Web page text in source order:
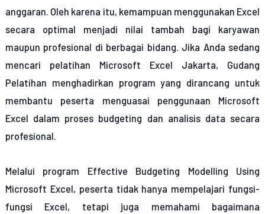
anggaran. Oleh karena itu, kemampuan menggunakan Excel
secara optimal menjadi nilai tambah bagi karyawan
maupun profesional di berbagai bidang. Jika Anda sedang
mencari pelatihan Microsoft Excel Jakarta, Gudang
Pelatihan menghadirkan program yang dirancang untuk
membantu peserta menguasai penggunaan Microsoft
Excel dalam proses budgeting dan analisis data secara
profesional.
Melalui program Effective Budgeting Modelling Using
Microsoft Excel, peserta tidak hanya mempelajari fungsi-
fungsi Excel, tetapi juga memahami bagaimana